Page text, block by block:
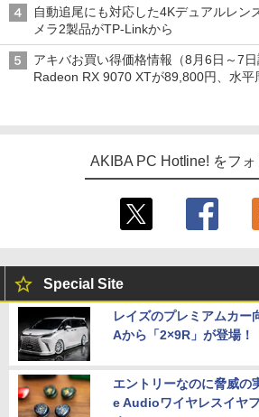
自動追尾にも対応した4Kデュアルレン
メラ2製品がTP-Linkから
アキバお買い得価格情報（8月6日～7日
Radeon RX 9070 XTが89,800円、水平
AKIBA PC Hotline! をフォ
Special Site
レイズのプレミアムカー
Aから「2×9R」が登場！
エントリーなのに脅威
e Audioワイヤレスイヤ